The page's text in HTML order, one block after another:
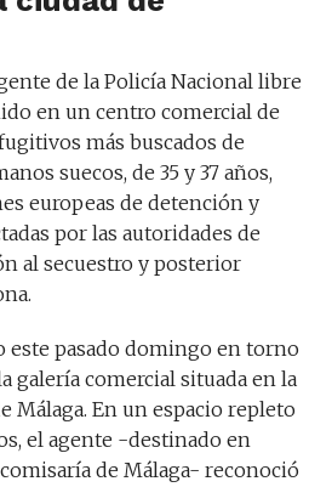
de la Policía Nacional libre
en un centro comercial de
más buscados de
suecos, de 35 y 37 años,
europeas de detención y
por las autoridades de
al secuestro y posterior
este pasado domingo en torno
galería comercial situada en la
Málaga. En un espacio repleto
el agente -destinado en
de Málaga- reconoció